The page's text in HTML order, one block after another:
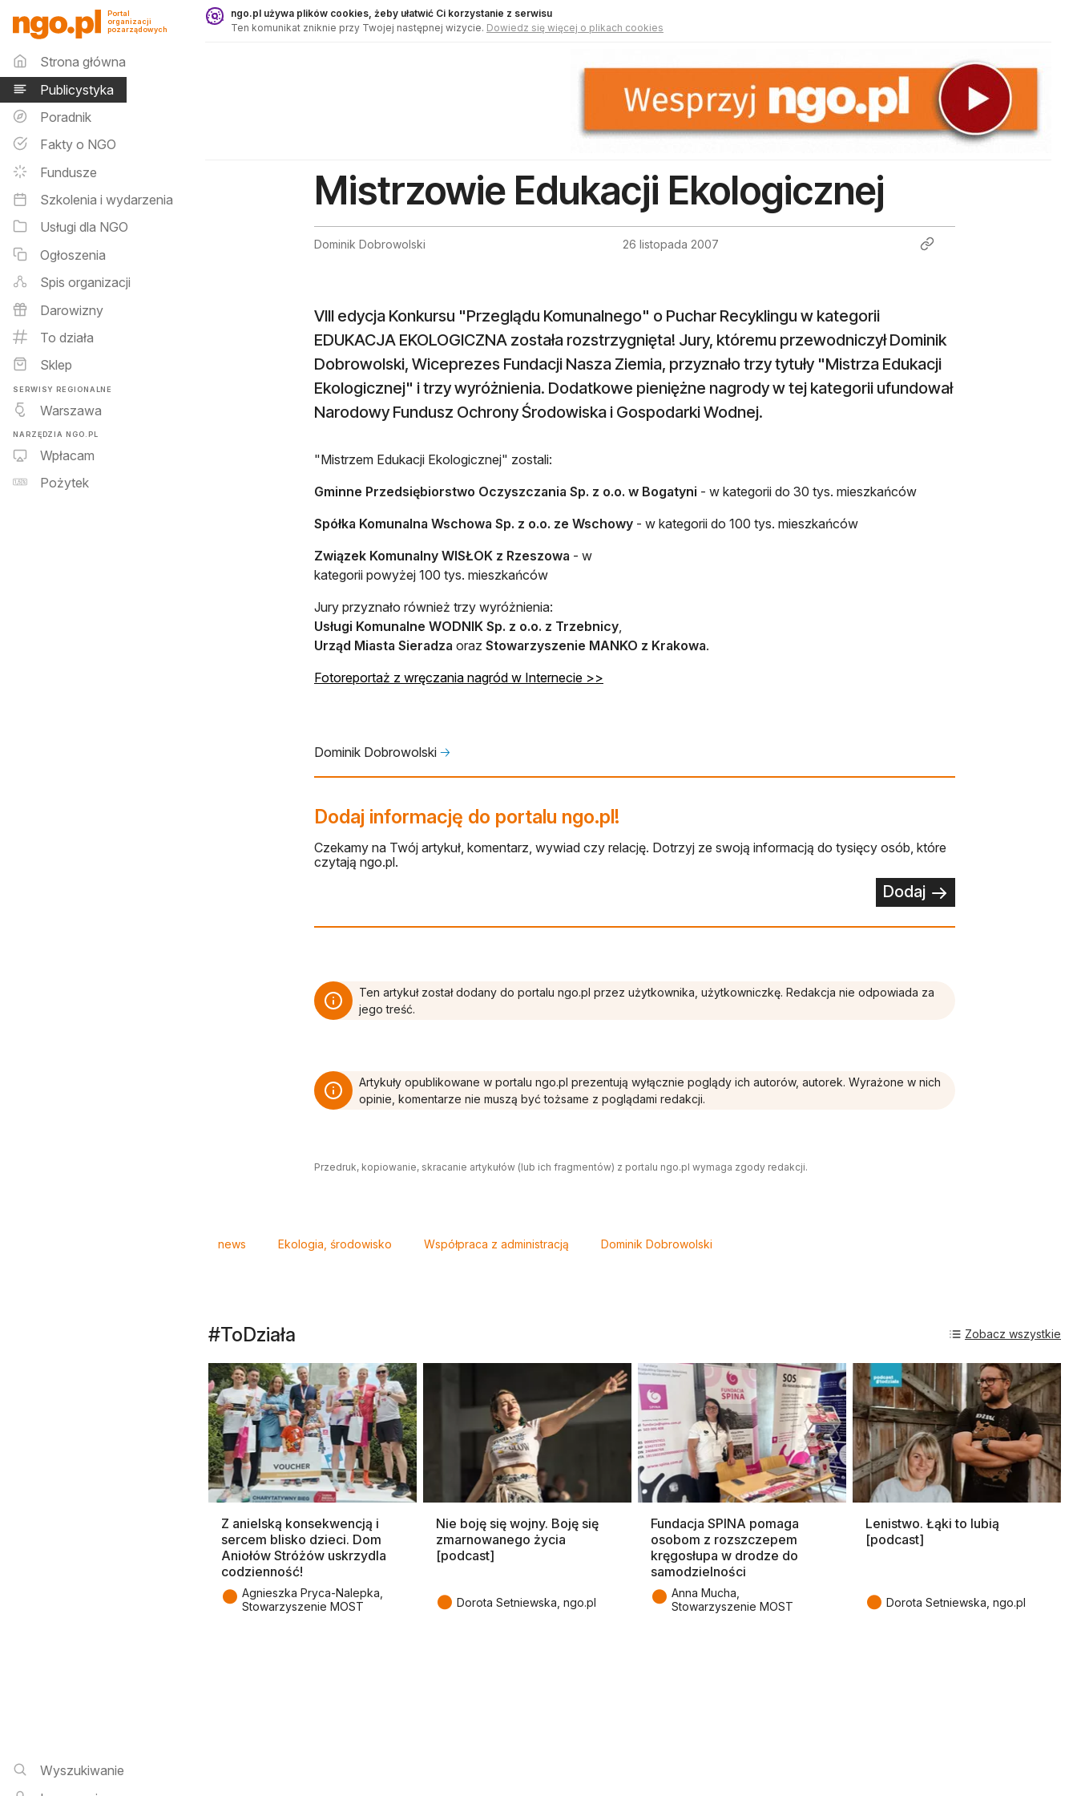
Publicystyka - ngo.pl
Portal
organizacji
pozarządowych
Menu główne
Strona główna
Publicystyka
Poradnik
Fakty o NGO
Fundusze
Szkolenia i wydarzenia
Usługi dla NGO
Ogłoszenia
Spis organizacji
Darowizny
To działa
Sklep
SERWISY REGIONALNE
Warszawa
NARZĘDZIA NGO.PL
Wpłacam
Pożytek
Wyszukiwarka i logowanie
Wyszukiwanie
ngo.pl używa plików cookies, żeby ułatwić Ci korzystanie z serwisu
Ten komunikat zniknie przy Twojej następnej wizycie. Dowiedz się więcej o plikach cookies
Mistrzowie Edukacji Ekologicznej
Dominik Dobrowolski 26 listopada 2007
VIII edycja Konkursu "Przeglądu Komunalnego" o Puchar Recyklingu w kategorii
EDUKACJA EKOLOGICZNA została rozstrzygnięta! Jury, któremu przewodniczył Dominik
Dobrowolski, Wiceprezes Fundacji Nasza Ziemia, przyznało trzy tytuły "Mistrza Edukacji
Ekologicznej" i trzy wyróżnienia. Dodatkowe pieniężne nagrody w tej kategorii ufundował
Narodowy Fundusz Ochrony Środowiska i Gospodarki Wodnej.
"Mistrzem Edukacji Ekologicznej" zostali:
Gminne Przedsiębiorstwo Oczyszczania Sp. z o.o. w Bogatyni - w kategorii do 30 tys. mieszkańców
Spółka Komunalna Wschowa Sp. z o.o. ze Wschowy - w kategorii do 100 tys. mieszkańców
Związek Komunalny WISŁOK z Rzeszowa - w
kategorii powyżej 100 tys. mieszkańców
Jury przyznało również trzy wyróżnienia:
Usługi Komunalne WODNIK Sp. z o.o. z Trzebnicy,
Urząd Miasta Sieradza oraz Stowarzyszenie MANKO z Krakowa.
Fotoreportaż z wręczania nagród w Internecie >>
Dominik Dobrowolski 🡢
Dodaj informację do portalu ngo.pl!
Czekamy na Twój artykuł, komentarz, wywiad czy relację. Dotrzyj ze swoją informacją do tysięcy osób, które
czytają ngo.pl.
Dodaj
Ten artykuł został dodany do portalu ngo.pl przez użytkownika, użytkowniczkę. Redakcja nie odpowiada za
jego treść.
Artykuły opublikowane w portalu ngo.pl prezentują wyłącznie poglądy ich autorów, autorek. Wyrażone w nich
opinie, komentarze nie muszą być tożsame z poglądami redakcji.
Przedruk, kopiowanie, skracanie artykułów (lub ich fragmentów) z portalu ngo.pl wymaga zgody redakcji.
news Ekologia, środowisko Współpraca z administracją Dominik Dobrowolski
#ToDziała
Z anielską konsekwencją i
sercem blisko dzieci. Dom
Aniołów Stróżów uskrzydla
codzienność!
● Agnieszka Pryca-Nalepka,
Stowarzyszenie MOST
Nie boję się wojny. Boję się
zmarnowanego życia
[podcast]
● Dorota Setniewska, ngo.pl
Fundacja SPINA pomaga
osobom z rozszczepem
kręgosłupa w drodze do
samodzielności
● Anna Mucha,
Stowarzyszenie MOST
Lenistwo. Łąki to lubią
[podcast]
● Dorota Setniewska, ngo.pl
Zobacz wszystkie